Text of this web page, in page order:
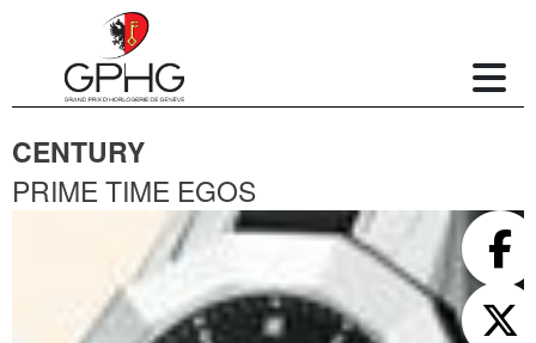
CENTURY
PRIME TIME EGOS